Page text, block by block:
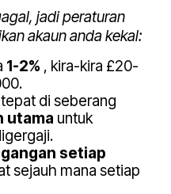
jadi peraturan
akaun anda kekal:
1-2% , kira-kira £20-
di seberang
utama untuk
setiap
sejauh mana setiap